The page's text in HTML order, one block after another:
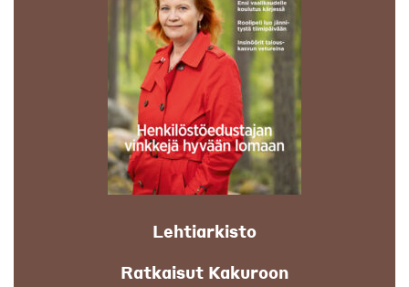
Lehtiarkisto
Ratkaisut Kakuroon